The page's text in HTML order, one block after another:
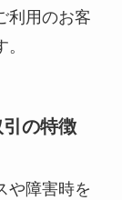
利用のお客
の特徴
や障害時を